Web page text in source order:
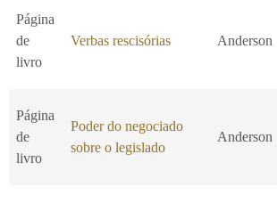
Página
de
livro
Verbas rescisórias Anderson
Página
de
livro
Poder do negociado
sobre o legislado
Anderson